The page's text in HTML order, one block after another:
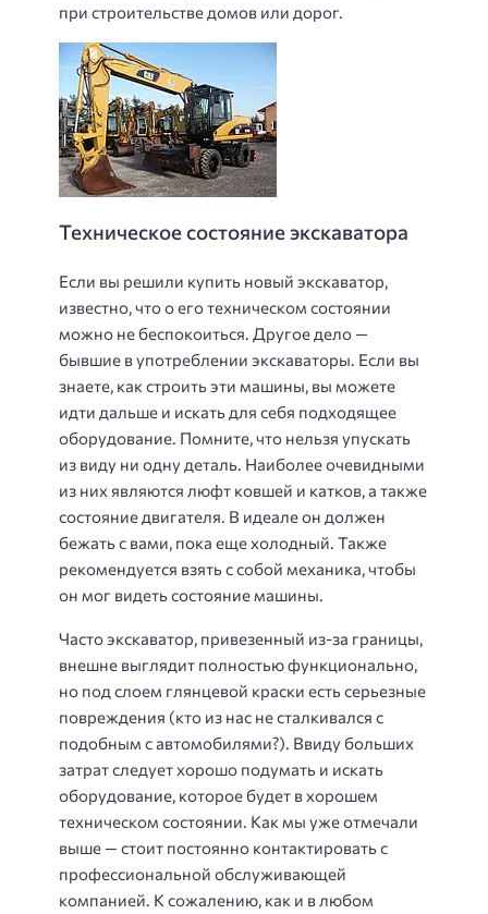
при строительстве домов или дорог.
Техническое состояние экскаватора
Если вы решили купить новый экскаватор,
известно, что о его техническом состоянии
можно не беспокоиться. Другое дело —
бывшие в употреблении экскаваторы. Если вы
знаете, как строить эти машины, вы можете
идти дальше и искать для себя подходящее
оборудование. Помните, что нельзя упускать
из виду ни одну деталь. Наиболее очевидными
из них являются люфт ковшей и катков, а также
состояние двигателя. В идеале он должен
бежать с вами, пока еще холодный. Также
рекомендуется взять с собой механика, чтобы
он мог видеть состояние машины.
Часто экскаватор, привезенный из-за границы,
внешне выглядит полностью функционально,
но под слоем глянцевой краски есть серьезные
повреждения (кто из нас не сталкивался с
подобным с автомобилями?). Ввиду больших
затрат следует хорошо подумать и искать
оборудование, которое будет в хорошем
техническом состоянии. Как мы уже отмечали
выше — стоит постоянно контактировать с
профессиональной обслуживающей
компанией. К сожалению, как и в любом